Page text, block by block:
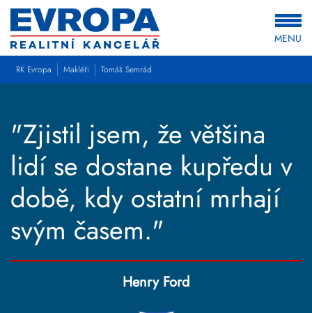
MENU
RK Evropa Makléři Tomáš Semrád
"Zjistil jsem, že většina
lidí se dostane kupředu v
době, kdy ostatní mrhají
svým časem."
Henry Ford